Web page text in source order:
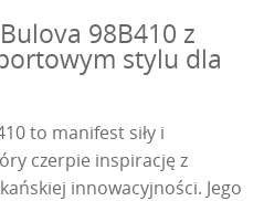
98B410 z
stylu dla
to manifest siły i
czerpie inspirację z
innowacyjności. Jego